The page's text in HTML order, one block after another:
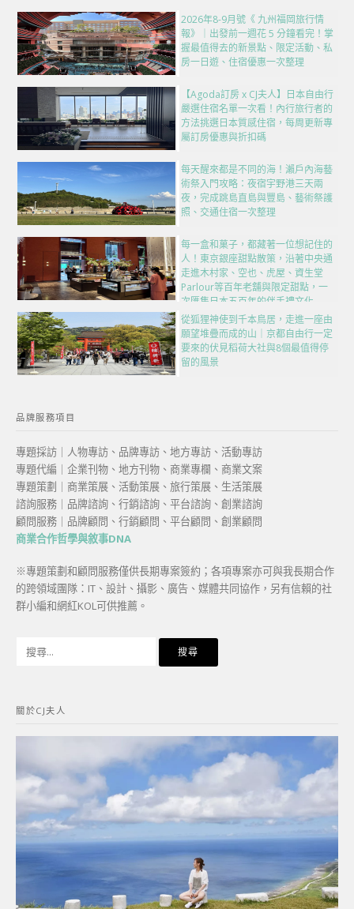
2026年8-9月號《 九州福岡旅行情
報》｜出發前一週花 5 分鐘看完！掌
握最值得去的新景點、限定活動、私
房一日遊、住宿優惠一次整理
【Agoda訂房 x CJ夫人】日本自由行
嚴選住宿名單一次看！內行旅行者的
方法挑選日本質感住宿，每周更新專
屬訂房優惠與折扣碼
每天醒來都是不同的海！瀨戶內海藝
術祭入門攻略：夜宿宇野港三天兩
夜，完成跳島直島與豐島、藝術祭護
照、交通住宿一次整理
每一盒和菓子，都藏著一位想記住的
人！東京銀座甜點散策，沿著中央通
走進木村家、空也、虎屋、資生堂
Parlour等百年老舖與限定甜點，一
次匯集日本五百年的伴手禮文化
從狐狸神使到千本鳥居，走進一座由
願望堆疊而成的山｜京都自由行一定
要來的伏見稻荷大社與8個最值得停
留的風景
品牌服務項目
專題採訪｜人物專訪、品牌專訪、地方專訪、活動專訪
專題代編｜企業刊物、地方刊物、商業專欄、商業文案
專題策劃｜商業策展、活動策展、旅行策展、生活策展
諮詢服務｜品牌諮詢、行銷諮詢、平台諮詢、創業諮詢
顧問服務｜品牌顧問、行銷顧問、平台顧問、創業顧問
商業合作哲學與敘事DNA
※專題策劃和顧問服務僅供長期專案簽約；各項專案亦可與我長期合作
的跨領域團隊：IT、設計、攝影、廣告、媒體共同協作，另有信賴的社
群小編和網紅KOL可供推薦。
字:
關於CJ夫人